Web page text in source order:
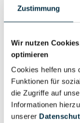
Zustimmung
Wir nutzen
optimieren
Cookies helfen uns
Funktionen für
die Zugriffe auf
Informationen
unserer
Eigentums- und